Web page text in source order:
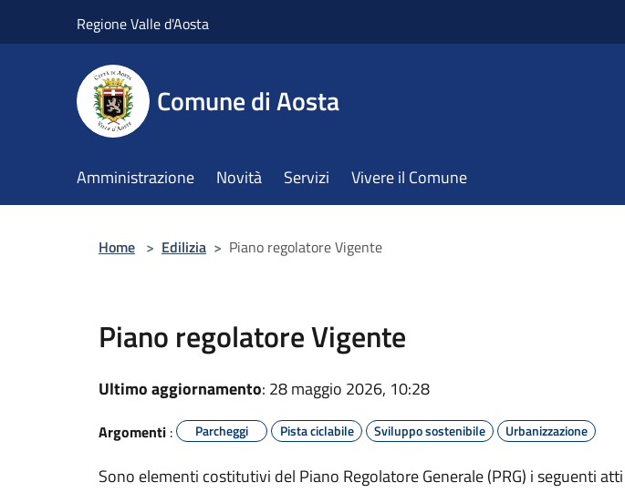
Regione Valle d'Aosta
Comune di Aosta
Amministrazione Novità Servizi Vivere il Comune
Home > Edilizia > Piano regolatore Vigente
Piano regolatore Vigente
Ultimo aggiornamento: 28 maggio 2026, 10:28
Argomenti : Parcheggi Pista ciclabile Sviluppo sostenibile Urbanizzazione
Sono elementi costitutivi del Piano Regolatore Generale (PRG) i seguenti